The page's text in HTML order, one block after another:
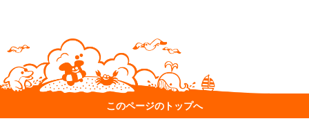
このページのトップへ